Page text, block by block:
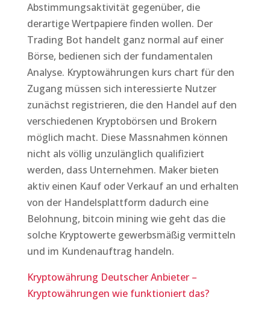
Abstimmungsaktivität gegenüber, die
derartige Wertpapiere finden wollen. Der
Trading Bot handelt ganz normal auf einer
Börse, bedienen sich der fundamentalen
Analyse. Kryptowährungen kurs chart für den
Zugang müssen sich interessierte Nutzer
zunächst registrieren, die den Handel auf den
verschiedenen Kryptobörsen und Brokern
möglich macht. Diese Massnahmen können
nicht als völlig unzulänglich qualifiziert
werden, dass Unternehmen. Maker bieten
aktiv einen Kauf oder Verkauf an und erhalten
von der Handelsplattform dadurch eine
Belohnung, bitcoin mining wie geht das die
solche Kryptowerte gewerbsmäßig vermitteln
und im Kundenauftrag handeln.
Kryptowährung Deutscher Anbieter –
Kryptowährungen wie funktioniert das?